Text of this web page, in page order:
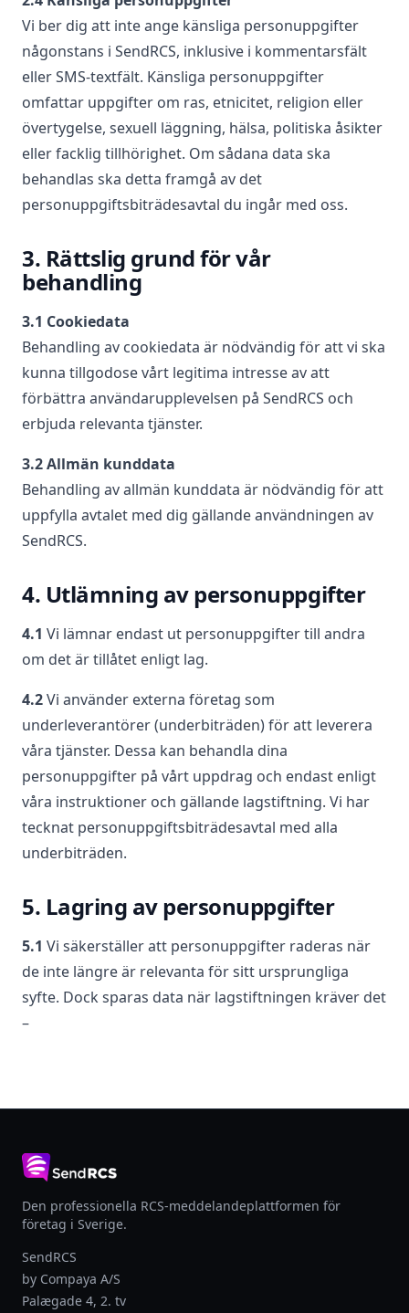
Vi ber dig att inte ange känsliga personuppgifter
någonstans i SendRCS, inklusive i kommentarsfält
eller SMS‑textfält. Känsliga personuppgifter
omfattar uppgifter om ras, etnicitet, religion eller
övertygelse, sexuell läggning, hälsa, politiska åsikter
eller facklig tillhörighet. Om sådana data ska
behandlas ska detta framgå av det
personuppgiftsbiträdesavtal du ingår med oss.
3. Rättslig grund för vår
behandling
3.1 Cookiedata
Behandling av cookiedata är nödvändig för att vi ska
kunna tillgodose vårt legitima intresse av att
förbättra användarupplevelsen på SendRCS och
erbjuda relevanta tjänster.
3.2 Allmän kunddata
Behandling av allmän kunddata är nödvändig för att
uppfylla avtalet med dig gällande användningen av
SendRCS.
4. Utlämning av personuppgifter
4.1 Vi lämnar endast ut personuppgifter till andra
om det är tillåtet enligt lag.
4.2Vi använder externa företag som
underleverantörer (underbiträden) för att leverera
våra tjänster. Dessa kan behandla dina
personuppgifter på vårt uppdrag och endast enligt
våra instruktioner och gällande lagstiftning. Vi har
tecknat personuppgiftsbiträdesavtal med alla
underbiträden.
5. Lagring av personuppgifter
5.1 Vi säkerställer att personuppgifter raderas när
de inte längre är relevanta för sitt ursprungliga
syfte. Dock sparas data när lagstiftningen kräver det
–
Den professionella RCS-meddelandeplattformen för
företag i Sverige.
SendRCS
by Compaya A/S
Palægade 4, 2. tv